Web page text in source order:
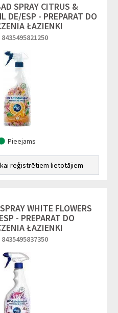
SPRAY CITRUS &
DE/ESP - PREPARAT DO
ŁAZIENKI
8435495821250
Pieejams
reģistrētiem lietotājiem
WHITE FLOWERS
- PREPARAT DO
ŁAZIENKI
8435495837350